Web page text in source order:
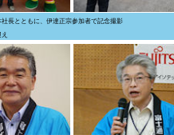
長とともに、伊達正宗参加者で記念撮影